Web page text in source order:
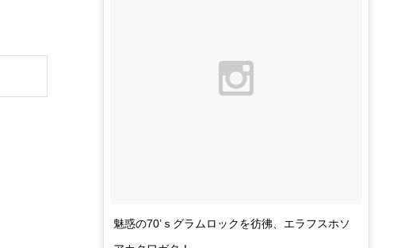
魅惑の70’ｓグラムロックを彷彿、エラフスホソ